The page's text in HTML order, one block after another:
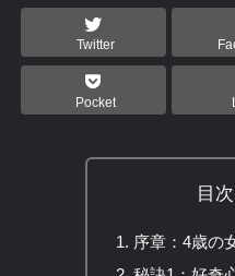
Twitter
Pocket
目次
序章：4歳の